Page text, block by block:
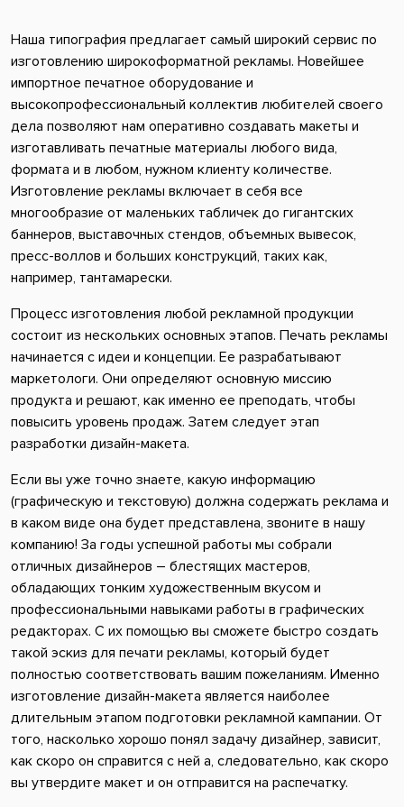
Наша типография предлагает самый широкий сервис по
изготовлению широкоформатной рекламы. Новейшее
импортное печатное оборудование и
высокопрофессиональный коллектив любителей своего
дела позволяют нам оперативно создавать макеты и
изготавливать печатные материалы любого вида,
формата и в любом, нужном клиенту количестве.
Изготовление рекламы включает в себя все
многообразие от маленьких табличек до гигантских
баннеров, выставочных стендов, объемных вывесок,
пресс-воллов и больших конструкций, таких как,
например, тантамарески.
Процесс изготовления любой рекламной продукции
состоит из нескольких основных этапов. Печать рекламы
начинается с идеи и концепции. Ее разрабатывают
маркетологи. Они определяют основную миссию
продукта и решают, как именно ее преподать, чтобы
повысить уровень продаж. Затем следует этап
разработки дизайн-макета.
Если вы уже точно знаете, какую информацию
(графическую и текстовую) должна содержать реклама и
в каком виде она будет представлена, звоните в нашу
компанию! За годы успешной работы мы собрали
отличных дизайнеров – блестящих мастеров,
обладающих тонким художественным вкусом и
профессиональными навыками работы в графических
редакторах. С их помощью вы сможете быстро создать
такой эскиз для печати рекламы, который будет
полностью соответствовать вашим пожеланиям. Именно
изготовление дизайн-макета является наиболее
длительным этапом подготовки рекламной кампании. От
того, насколько хорошо понял задачу дизайнер, зависит,
как скоро он справится с ней а, следовательно, как скоро
вы утвердите макет и он отправится на распечатку.